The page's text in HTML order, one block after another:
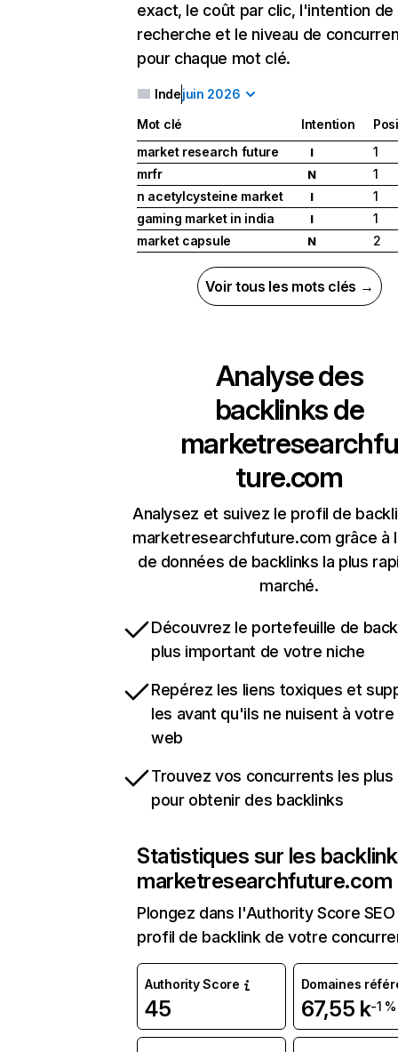
exact, le coût par clic, l'intention de
recherche et le niveau de
pour chaque mot clé.
Indejuin 2026
Mot clé Intention
market research future
I
1
mrfr
N
1
n acetylcysteine market
I
1
gaming market in india
I
1
market capsule
N 2
Voir tous les mots clés →
Analyse des
backlinks de
marketresearchfu
ture.com
Analysez et suivez le profil de
marketresearchfuture.com grâce à
de données de backlinks la plus
marché.
Découvrez le portefeuille de
plus important de votre niche
Repérez les liens toxiques et
les avant qu'ils ne nuisent à
web
Trouvez vos concurrents les
pour obtenir des backlinks
Statistiques sur les
marketresearchfuture.com
Plongez dans l'Authority Score
profil de backlink de votre
Authority Score
45
Domaines
67,55 k-1 %